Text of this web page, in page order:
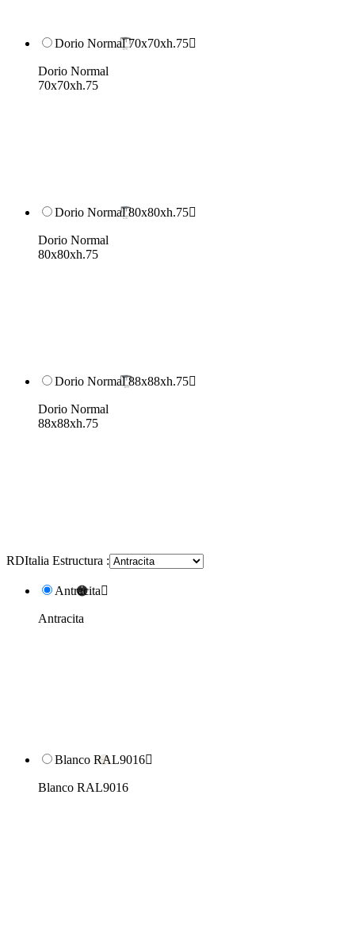
Dorio Normal 70x70xh.75
Dorio Normal
70x70xh.75
Dorio Normal 80x80xh.75
Dorio Normal
80x80xh.75
Dorio Normal 88x88xh.75
Dorio Normal
88x88xh.75
RDItalia Estructura :
Antracita
Antracita
Blanco RAL9016
Blanco RAL9016